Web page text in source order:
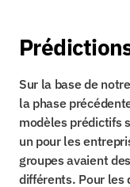
Sur la base de
la phase
modèles prédictifs
un pour les
groupes avaient
différents. Pour les